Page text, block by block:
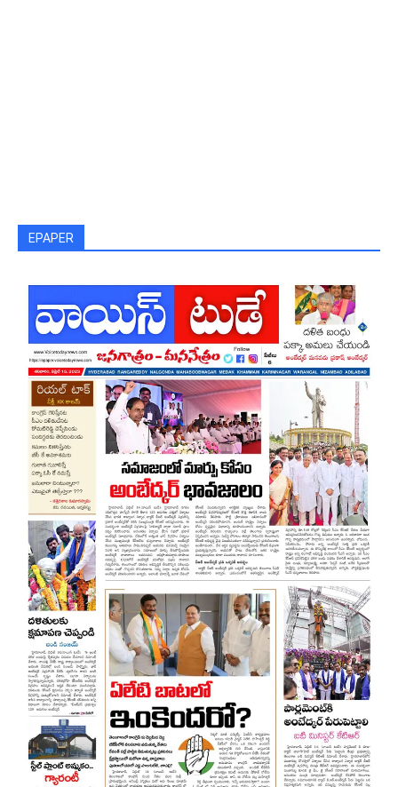
EPAPER